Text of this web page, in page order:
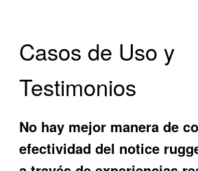
Casos de Uso y
Testimonios
No hay mejor manera de
efectividad del notice